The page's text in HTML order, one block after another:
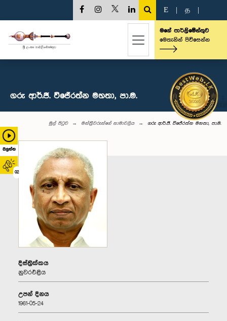
බලන්න
02
E த
මගේ පාර්ලිමේන්තුව
මෙතැනින් පිවිසෙන්න
ගරු ආර්.ජී. විජේරත්න මහතා, පා.ම.
මුල් පිටුව මන්ත්‍රීවරුන්‌ගේ නාමාවලිය ගරු ආර්.ජී. විජේරත්න මහතා, පා.ම.
දිස්ත්‍රික්කය
නුවරඑළිය
උපන් දිනය
1961-05-24